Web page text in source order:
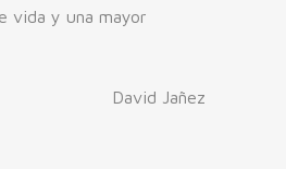
vida y una mayor
David Jañez